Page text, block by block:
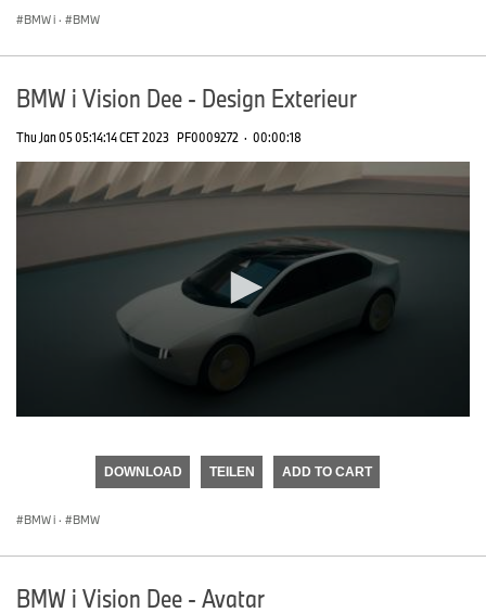
BMW i · BMW
BMW i Vision Dee - Design Exterieur
Thu Jan 05 05:14:14 CET 2023 PF0009272 · 00:00:18
DOWNLOAD TEILEN ADD TO CART
BMW i · BMW
BMW i Vision Dee - Avatar